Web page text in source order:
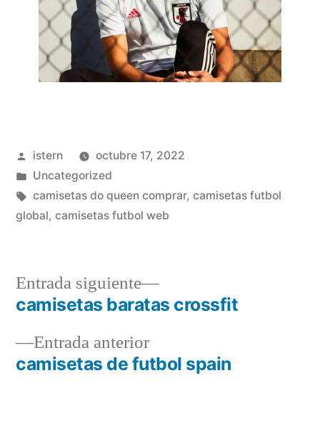
Publicado
por
istern
octubre 17, 2022
Publicado
en
Uncategorized
Etiquetas:
camisetas do queen comprar, camisetas futbol
global, camisetas futbol web
Navegación
deEntrada anteriorEntrada
anterior:
camisetas de futbol spain
Entrada siguiente
Entrada
siguiente:
camisetas baratas crossfit